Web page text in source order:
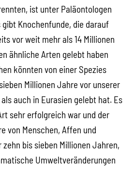
ist unter Paläontologen
Knochenfunde, die darauf
vor weit mehr als 14 Millionen
ähnliche Arten gelebt haben
könnten von einer Spezies
Millionen Jahre vor unserer
auch in Eurasien gelebt hat. Es
sehr erfolgreich war und der
von Menschen, Affen und
zehn bis sieben Millionen Jahren,
Umweltveränderungen